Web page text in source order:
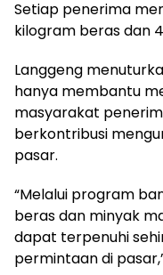
Setiap penerima
kilogram beras dan
Langgeng
hanya membantu
masyarakat
berkontribusi
pasar.
“Melalui program
beras dan minyak
dapat terpenuhi
permintaan di